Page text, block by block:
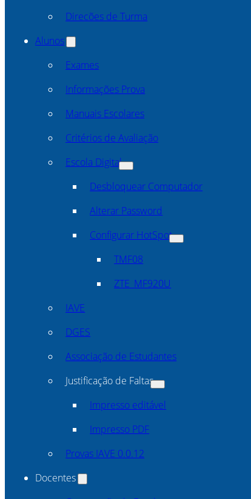
Direcões de Turma
Alunos
Exames
Informações Prova
Manuais Escolares
Critérios de Avaliação
Escola Digital
Desbloquear Computador
Alterar Password
Configurar HotSpot
TMF08
ZTE_MF920U
IAVE
DGES
Associação de Estudantes
Justificação de Faltas
Impresso editável
Impresso PDF
Provas IAVE 0.0.12
Docentes